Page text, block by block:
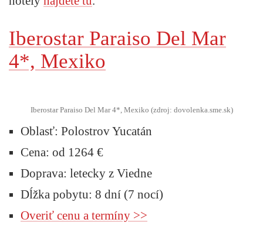
Iberostar Paraiso Del Mar
4*, Mexiko
Iberostar Paraiso Del Mar 4*, Mexiko (zdroj: dovolenka.sme.sk)
Oblasť: Polostrov Yucatán
Cena: od 1264 €
Doprava: letecky z Viedne
Dĺžka pobytu: 8 dní (7 nocí)
Overiť cenu a termíny >>